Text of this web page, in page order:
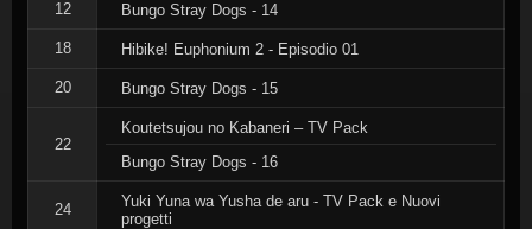
12 Bungo Stray Dogs - 14
18 Hibike! Euphonium 2 - Episodio 01
20 Bungo Stray Dogs - 15
22
Koutetsujou no Kabaneri – TV Pack
Bungo Stray Dogs - 16
24
Yuki Yuna wa Yusha de aru - TV Pack e Nuovi
progetti